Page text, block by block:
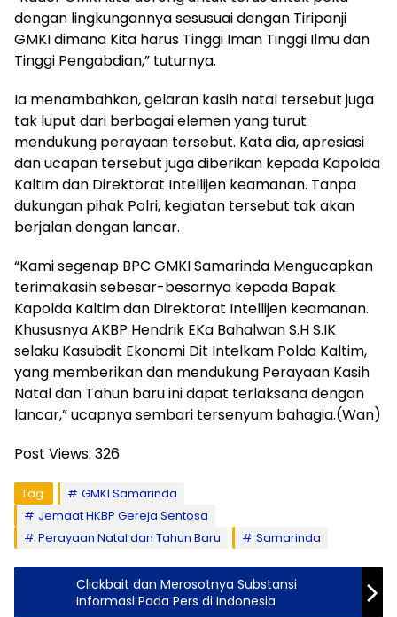
dengan lingkungannya sesusuai dengan Tiripanji
GMKI dimana Kita harus Tinggi Iman Tinggi Ilmu dan
Tinggi Pengabdian,” tuturnya.
Ia menambahkan, gelaran kasih natal tersebut juga
tak luput dari berbagai elemen yang turut
mendukung perayaan tersebut. Kata dia, apresiasi
dan ucapan tersebut juga diberikan kepada Kapolda
Kaltim dan Direktorat Intellijen keamanan. Tanpa
dukungan pihak Polri, kegiatan tersebut tak akan
berjalan dengan lancar.
“Kami segenap BPC GMKI Samarinda Mengucapkan
terimakasih sebesar-besarnya kepada Bapak
Kapolda Kaltim dan Direktorat Intellijen keamanan.
Khususnya AKBP Hendrik EKa Bahalwan S.H S.IK
selaku Kasubdit Ekonomi Dit Intelkam Polda Kaltim,
yang memberikan dan mendukung Perayaan Kasih
Natal dan Tahun baru ini dapat terlaksana dengan
lancar,” ucapnya sembari tersenyum bahagia.(Wan)
Post Views: 326
Tag:
GMKI Samarinda
Jemaat HKBP Gereja Sentosa
Perayaan Natal dan Tahun Baru
Samarinda
Clickbait dan Merosotnya Substansi
Informasi Pada Pers di Indonesia